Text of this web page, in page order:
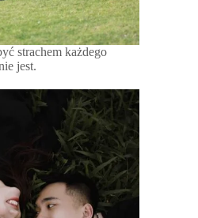
strachem każdego
jest.